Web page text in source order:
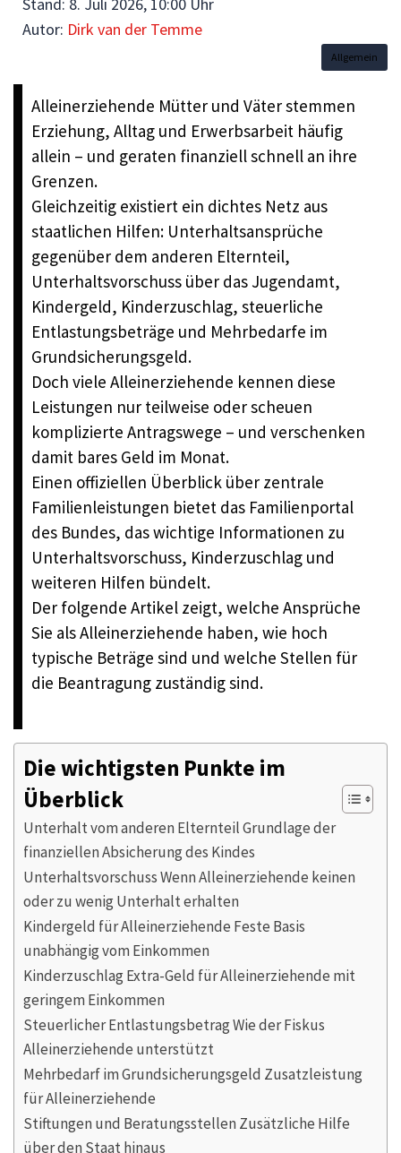
Autor: Dirk van der Temme
Allgemein
Alleinerziehende Mütter und Väter stemmen
Erziehung, Alltag und Erwerbsarbeit häufig
allein – und geraten finanziell schnell an ihre
Grenzen.
Gleichzeitig existiert ein dichtes Netz aus
staatlichen Hilfen: Unterhaltsansprüche
gegenüber dem anderen Elternteil,
Unterhaltsvorschuss über das Jugendamt,
Kindergeld, Kinderzuschlag, steuerliche
Entlastungsbeträge und Mehrbedarfe im
Grundsicherungsgeld.
Doch viele Alleinerziehende kennen diese
Leistungen nur teilweise oder scheuen
komplizierte Antragswege – und verschenken
damit bares Geld im Monat.
Einen offiziellen Überblick über zentrale
Familienleistungen bietet das Familienportal
des Bundes, das wichtige Informationen zu
Unterhaltsvorschuss, Kinderzuschlag und
weiteren Hilfen bündelt.
Der folgende Artikel zeigt, welche Ansprüche
Sie als Alleinerziehende haben, wie hoch
typische Beträge sind und welche Stellen für
die Beantragung zuständig sind.
Die wichtigsten Punkte im
Überblick
Unterhalt vom anderen Elternteil Grundlage der
finanziellen Absicherung des Kindes
Unterhaltsvorschuss Wenn Alleinerziehende keinen
oder zu wenig Unterhalt erhalten
Kindergeld für Alleinerziehende Feste Basis
unabhängig vom Einkommen
Kinderzuschlag Extra-Geld für Alleinerziehende mit
geringem Einkommen
Steuerlicher Entlastungsbetrag Wie der Fiskus
Alleinerziehende unterstützt
Mehrbedarf im Grundsicherungsgeld Zusatzleistung
für Alleinerziehende
Stiftungen und Beratungsstellen Zusätzliche Hilfe
über den Staat hinaus